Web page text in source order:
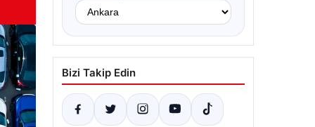
Bizi Takip Edin